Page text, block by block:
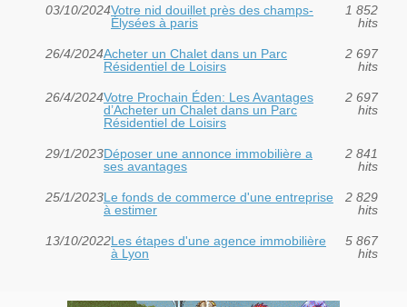
03/10/2024Votre nid douillet près des champs-
Élysées à paris
1 852
hits
26/4/2024Acheter un Chalet dans un Parc
Résidentiel de Loisirs
2 697
hits
26/4/2024Votre Prochain Éden: Les Avantages
d’Acheter un Chalet dans un Parc
Résidentiel de Loisirs
2 697
hits
29/1/2023Déposer une annonce immobilière a
ses avantages
2 841
hits
25/1/2023Le fonds de commerce d'une entreprise
à estimer
2 829
hits
13/10/2022Les étapes d'une agence immobilière
à Lyon
5 867
hits